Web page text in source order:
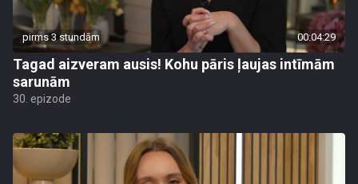
pirms 3 stundām 00:04:29
Tagad aizveram ausis! Kohu pāris ļaujas intīmām
sarunām
30. epizode